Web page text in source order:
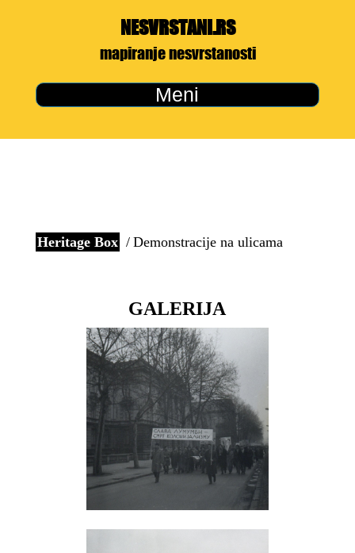
NESVRSTANI.RS
mapiranje nesvrstanosti
Meni
Heritage Box Demonstracije na ulicama
GALERIJA